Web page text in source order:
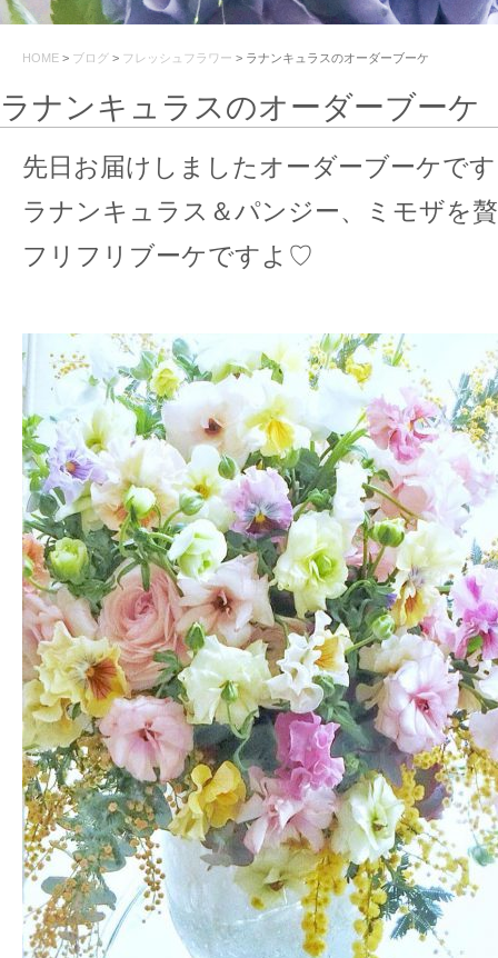
HOME> ブログ> フレッシュフラワー > ラナンキュラスのオーダーブーケ
ラナンキュラスのオーダーブーケ
先日お届けしましたオーダーブーケで
ラナンキュラス＆パンジー、ミモザを
フリフリブーケですよ♡